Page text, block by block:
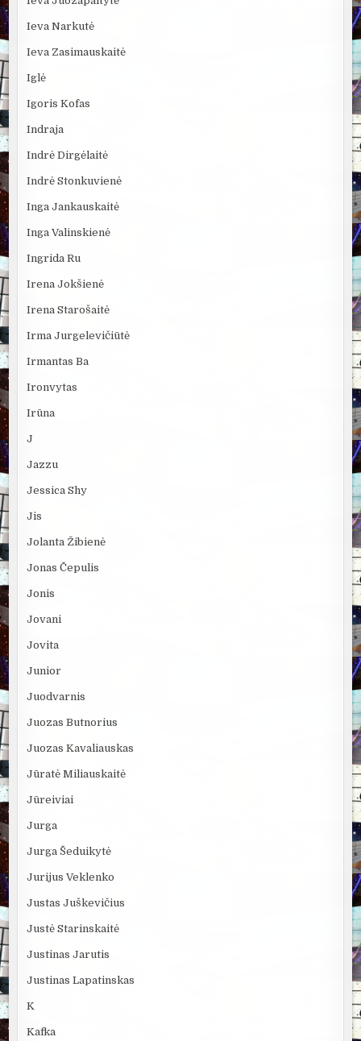
Ieva Narkutė
Ieva Zasimauskaitė
Iglė
Igoris Kofas
Indraja
Indrė Dirgėlaitė
Indrė Stonkuvienė
Inga Jankauskaitė
Inga Valinskienė
Ingrida Ru
Irena Jokšienė
Irena Starošaitė
Irma Jurgelevičiūtė
Irmantas Ba
Ironvytas
Irūna
J
Jazzu
Jessica Shy
Jis
Jolanta Žibienė
Jonas Čepulis
Jonis
Jovani
Jovita
Junior
Juodvarnis
Juozas Butnorius
Juozas Kavaliauskas
Jūratė Miliauskaitė
Jūreiviai
Jurga
Jurga Šeduikytė
Jurijus Veklenko
Justas Juškevičius
Justė Starinskaitė
Justinas Jarutis
Justinas Lapatinskas
K
Kafka